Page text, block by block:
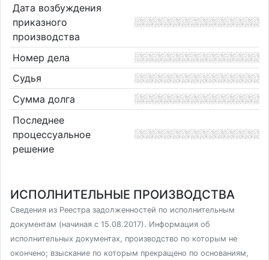
Дата возбуждения
приказного
производства
Номер дела
Судья
Сумма долга
Последнее
процессуальное
решение
ИСПОЛНИТЕЛЬНЫЕ ПРОИЗВОДСТВА
Сведения из Реестра задолженностей по исполнительным
документам (начиная с 15.08.2017). Информация об
исполнительных документах, производство по которым не
окончено; взыскание по которым прекращено по основаниям,